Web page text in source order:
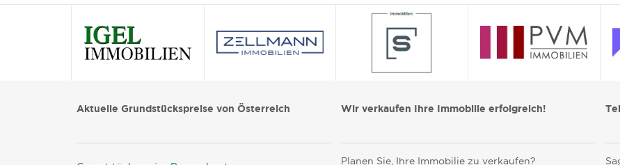
Aktuelle Grundstückspreise von Österreich Wir verkaufen Ihre Immobilie erfolgreich!
Planen Sie, Ihre Immobilie zu verkaufen?